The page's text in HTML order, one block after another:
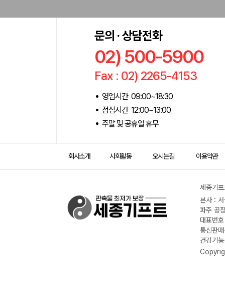
문의 · 상담전화
02) 500-5900
Fax : 02) 2265-4153
영업시간 09:00~18:30
점심시간 12:00~13:00
주말 및 공휴일 휴무
회사소개 사회활동 오시는길 이용약관
세종기
본사 :
파주 공
대표번
통신판
건강기